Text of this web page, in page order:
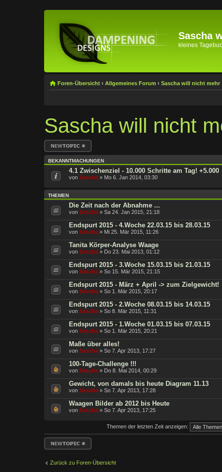
Sascha
kleines
Foren-Übersicht ‹ Allgemeines Forum ‹ Sascha will nicht mehr
Sascha will nicht
Neues Thema
erstellen
BEKANNTMACHUNGEN
4.1 Zwischenziel - 10.000 Schritte am Tag! +5.000
von Sascha» Mo 6. Jan 2014, 03:30
THEMEN
Die Zeit nach der Abnahme ...
von Sascha» Sa 24. Jan 2015, 21:18
Endspurt 2015 - 4.Woche 22.03.15 bis 28.03.15
von Sascha» Mi 25. Mär 2015, 11:26
Tanita Körper-Analyse Waage
von Sascha» Do 23. Mai 2013, 01:12
Endspurt 2015 - 3.Woche 15.03.15 bis 21.03.15
von Sascha» So 15. Mär 2015, 21:15
Endspurt 2015 - März + April -> zum Zielgewicht!
von Sascha» So 1. Mär 2015, 20:17
Endspurt 2015 - 2.Woche 08.03.15 bis 14.03.15
von Sascha» So 8. Mär 2015, 11:31
Endspurt 2015 - 1.Woche 01.03.15 bis 07.03.15
von Sascha» So 1. Mär 2015, 20:21
Maße über alles!
von Sascha» So 7. Apr 2013, 17:27
100-Tage-Challenge !!!
von Sascha» Do 8. Mai 2014, 00:29
Gewicht, von damals bis heute Diagram 11.13
von Sascha» So 7. Apr 2013, 17:28
Waagen Bilder ab 2012 bis Heute
von Sascha» So 7. Apr 2013, 17:25
Themen der letzten Zeit anzeigen:
Neues Thema
erstellen
Zurück zu Foren-Übersicht